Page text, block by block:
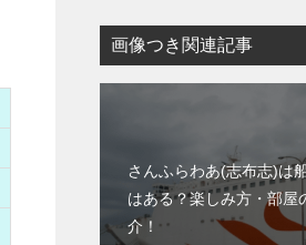
画像つき関連記事
さんふらわあ(志布志)は
はある？楽しみ方・部屋
介！